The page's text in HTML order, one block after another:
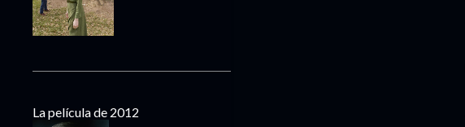
La película de 2012